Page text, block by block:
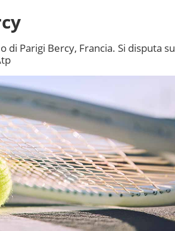
Parigi Bercy, Francia. Si disputa su